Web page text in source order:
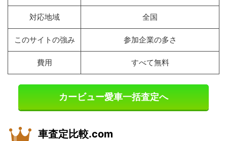
対応地域 全国
このサイトの強み 参加企業の多さ
費用 すべて無料
カービュー愛車一括査定へ
車査定比較.com